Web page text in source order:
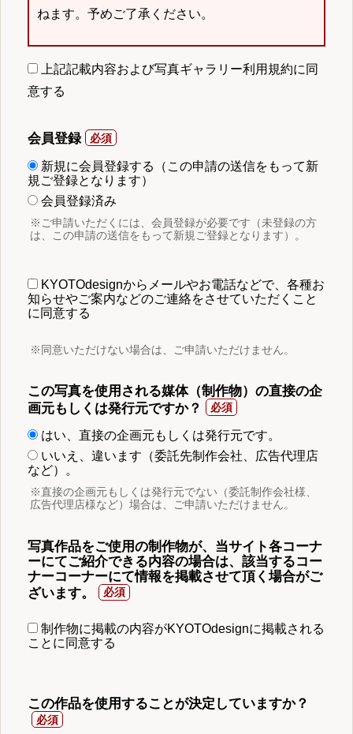
ねます。予めご了承ください。
上記記載内容および写真ギャラリー利用規約に同
意する
会員登録
新規に会員登録する（この申請の送信をもって新
規ご登録となります）
会員登録済み
※ご申請いただくには、会員登録が必要です（未登録の方
は、この申請の送信をもって新規ご登録となります）。
KYOTOdesignからメールやお電話などで、各種お
知らせやご案内などのご連絡をさせていただくこと
に同意する
※同意いただけない場合は、ご申請いただけません。
この写真を使用される媒体（制作物）の直接の企
画元もしくは発行元ですか？
はい、直接の企画元もしくは発行元です。
いいえ、違います（委託先制作会社、広告代理店
など）。
※直接の企画元もしくは発行元でない（委託制作会社様、
広告代理店様など）場合は、ご申請いただけません。
写真作品をご使用の制作物が、当サイト各コーナ
ーにてご紹介できる内容の場合は、該当するコー
ナーコーナーにて情報を掲載させて頂く場合がご
ざいます。
制作物に掲載の内容がKYOTOdesignに掲載される
ことに同意する
この作品を使用することが決定していますか？